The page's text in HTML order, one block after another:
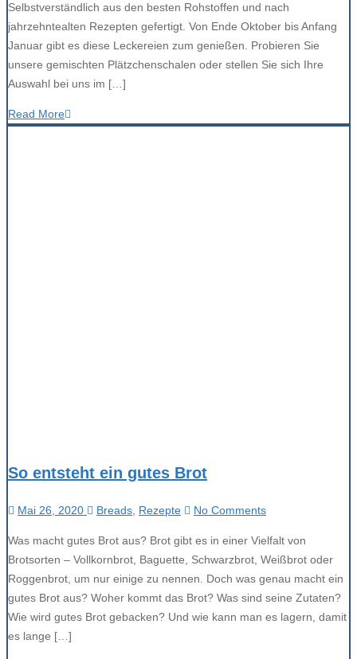
Selbstverständlich aus den besten Rohstoffen und nach
jahrzehntealten Rezepten gefertigt. Von Ende Oktober bis Anfang
Januar gibt es diese Leckereien zum genießen. Probieren Sie
unsere gemischten Plätzchenschalen oder stellen Sie sich Ihre
Auswahl bei uns im […]
Read More
So entsteht ein gutes Brot
Mai 26, 2020 Breads, Rezepte No Comments
Was macht gutes Brot aus? Brot gibt es in einer Vielfalt von
Brotsorten – Vollkornbrot, Baguette, Schwarzbrot, Weißbrot oder
Roggenbrot, um nur einige zu nennen. Doch was genau macht ein
gutes Brot aus? Woher kommt das Brot? Was sind seine Zutaten?
Wie wird gutes Brot gebacken? Und wie kann man es lagern, damit
es lange […]